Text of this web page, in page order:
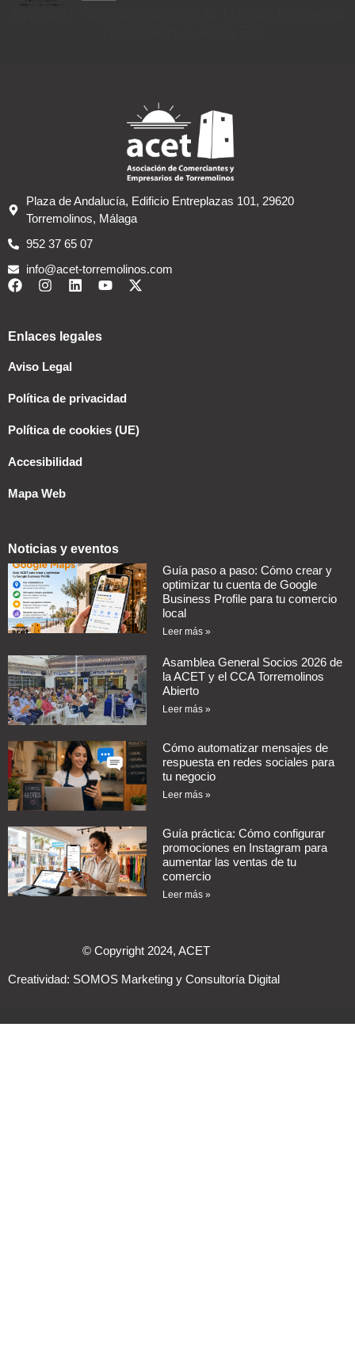
Plaza de Andalucía, Edificio Entreplazas 101, 29620
Torremolinos, Málaga
952 37 65 07
info@acet-torremolinos.com
Enlaces legales
Aviso Legal
Política de privacidad
Política de cookies (UE)
Accesibilidad
Mapa Web
Noticias y eventos
Guía paso a paso: Cómo crear y
optimizar tu cuenta de Google
Business Profile para tu comercio
local
Leer más »
Asamblea General Socios 2026 de
la ACET y el CCA Torremolinos
Abierto
Leer más »
Cómo automatizar mensajes de
respuesta en redes sociales para
tu negocio
Leer más »
Guía práctica: Cómo configurar
promociones en Instagram para
aumentar las ventas de tu
comercio
Leer más »
© Copyright 2024, ACET
Creatividad: SOMOS Marketing y Consultoría Digital